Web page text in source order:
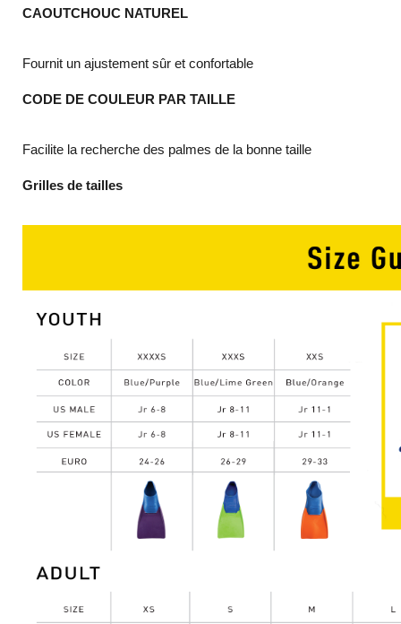
CAOUTCHOUC NATUREL
Fournit un ajustement sûr et confortable
CODE DE COULEUR PAR TAILLE
Facilite la recherche des palmes de la bonne taille
Grilles de tailles